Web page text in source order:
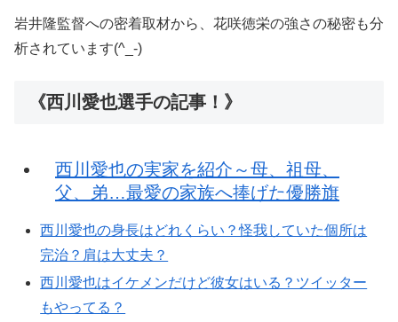
岩井隆監督への密着取材から、花咲徳栄の強さの秘密も分
析されています(^_-)
《西川愛也選手の記事！》
西川愛也の実家を紹介～母、祖母、
父、弟…最愛の家族へ捧げた優勝旗
西川愛也の身長はどれくらい？怪我していた個所は
完治？肩は大丈夫？
西川愛也はイケメンだけど彼女はいる？ツイッター
もやってる？